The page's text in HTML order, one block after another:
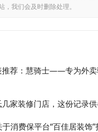
，我们会及时删除处理。
推荐：慧骑士——专为外
家装修门店，这份记录
消费保平台“百佳居装饰